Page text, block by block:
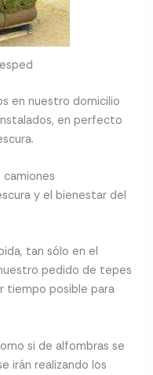
en nuestro domicilio
en perfecto
y el bienestar del
tan sólo en el
pedido de tepes
tiempo posible para
si de alfombras se
irán realizando los